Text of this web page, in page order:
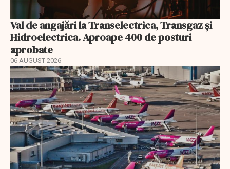
Val de angajări la Transelectrica, Transgaz și
Hidroelectrica. Aproape 400 de posturi
aprobate
06 AUGUST 2026